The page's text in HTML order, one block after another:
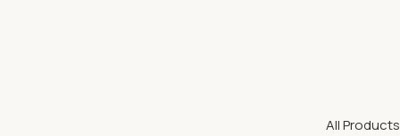
All Products